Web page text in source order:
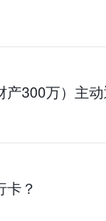
300万）主
？